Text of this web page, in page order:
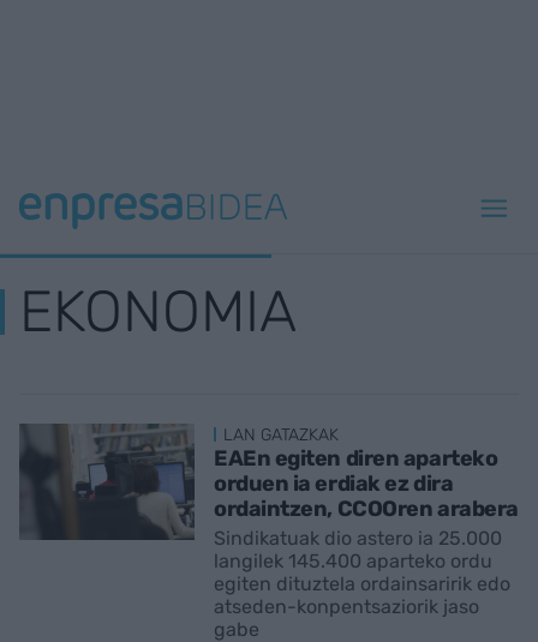
EKONOMIA
LAN GATAZKAK
EAEn egiten diren aparteko
orduen ia erdiak ez dira
ordaintzen, CCOOren arabera
Sindikatuak dio astero ia 25.000
langilek 145.400 aparteko ordu
egiten dituztela ordainsaririk edo
atseden-konpentsaziorik jaso
gabe